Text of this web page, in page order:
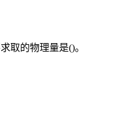
取的物理量是()。